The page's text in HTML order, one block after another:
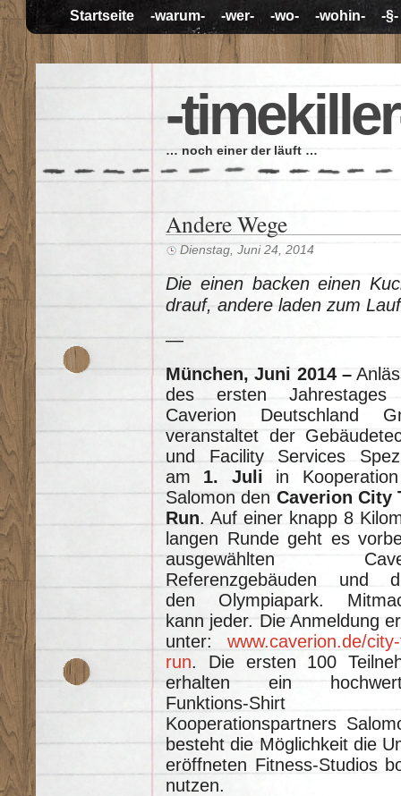
Startseite -warum- -wer- -wo- -wohin- -§-
-
… noch einer der läuft …
Andere Wege
Dienstag, Juni 24, 2014
Die einen backen einen
drauf, andere laden zum
—
München, Juni 2014 –
des ersten Jahrestages
Caverion Deutschland
veranstaltet der
und Facility Services
am 1. Juli in
Salomon den Caverion City
Run. Auf einer knapp 8
langen Runde geht es
ausgewählten
Referenzgebäuden und
den Olympiapark.
kann jeder. Die Anmeldung
unter: www.caverion.de/
run. Die ersten 100
erhalten ein
Funktions-Shirt
Kooperationspartners
besteht die Möglichkeit die
eröffneten Fitness-Studios
nutzen.